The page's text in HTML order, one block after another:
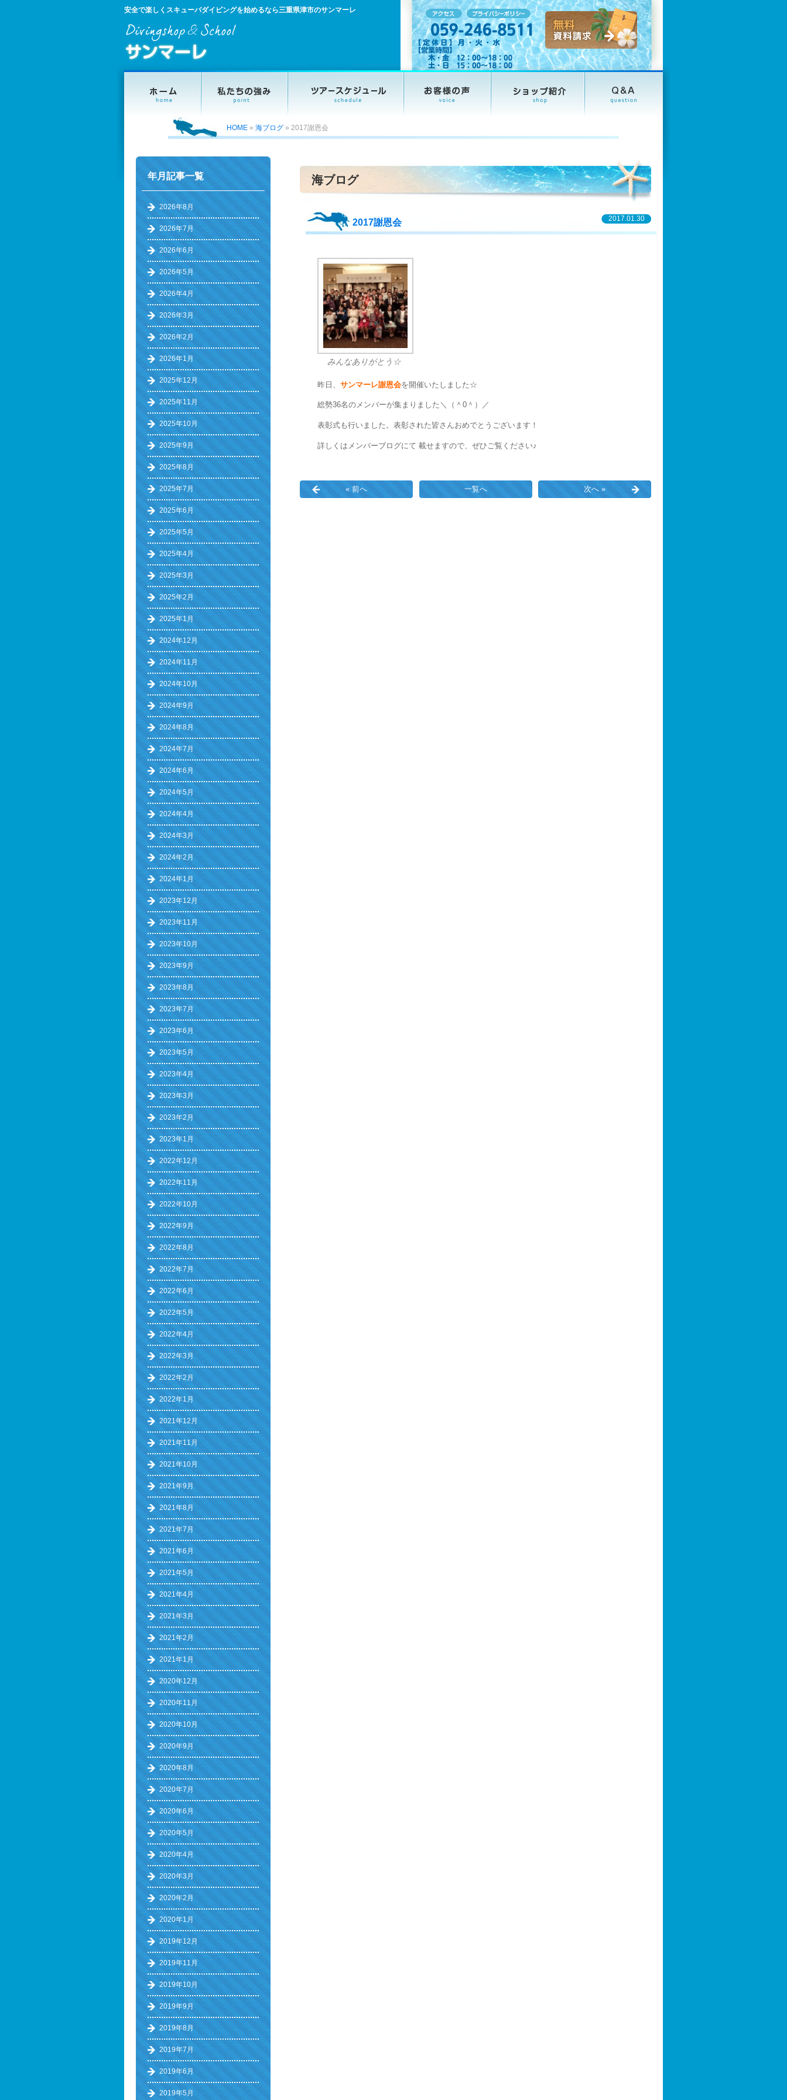
安全で楽しくスキューバダイビングを始めるなら三重県津市のサンマーレ
HOME » 海ブログ » 2017謝恩会
海ブログ
2017謝恩会 2017.01.30
みんなありがとう☆
昨日、 サンマーレ謝恩会を開催いたしました☆
総勢36名のメンバーが集まりました＼（＾0＾）／
表彰式も行いました。表彰された皆さんおめでとうございます！
詳しくはメンバーブログにて 載せますので、ぜひご覧ください♪
« 前へ 一覧へ 次へ »
年月記事一覧
2026年8月
2026年7月
2026年6月
2026年5月
2026年4月
2026年3月
2026年2月
2026年1月
2025年12月
2025年11月
2025年10月
2025年9月
2025年8月
2025年7月
2025年6月
2025年5月
2025年4月
2025年3月
2025年2月
2025年1月
2024年12月
2024年11月
2024年10月
2024年9月
2024年8月
2024年7月
2024年6月
2024年5月
2024年4月
2024年3月
2024年2月
2024年1月
2023年12月
2023年11月
2023年10月
2023年9月
2023年8月
2023年7月
2023年6月
2023年5月
2023年4月
2023年3月
2023年2月
2023年1月
2022年12月
2022年11月
2022年10月
2022年9月
2022年8月
2022年7月
2022年6月
2022年5月
2022年4月
2022年3月
2022年2月
2022年1月
2021年12月
2021年11月
2021年10月
2021年9月
2021年8月
2021年7月
2021年6月
2021年5月
2021年4月
2021年3月
2021年2月
2021年1月
2020年12月
2020年11月
2020年10月
2020年9月
2020年8月
2020年7月
2020年6月
2020年5月
2020年4月
2020年3月
2020年2月
2020年1月
2019年12月
2019年11月
2019年10月
2019年9月
2019年8月
2019年7月
2019年6月
2019年5月